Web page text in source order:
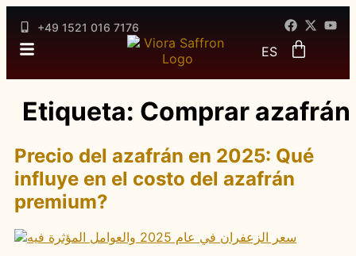
+49 1521 016 7176
ES
AR
Etiqueta: Comprar azafrán
Precio del azafrán en 2025: Qué
influye en el costo del azafrán
premium?